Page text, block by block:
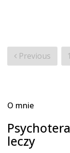
wpisów
Previous 1
O mnie
leczy